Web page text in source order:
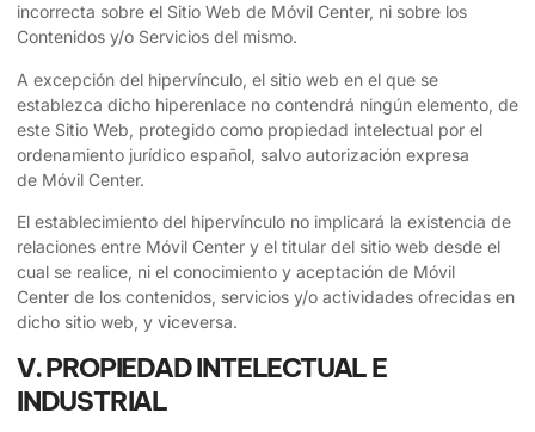
incorrecta sobre el Sitio Web de Móvil Center, ni sobre los
Contenidos y/o Servicios del mismo.
A excepción del hipervínculo, el sitio web en el que se
establezca dicho hiperenlace no contendrá ningún elemento, de
este Sitio Web, protegido como propiedad intelectual por el
ordenamiento jurídico español, salvo autorización expresa
de Móvil Center.
El establecimiento del hipervínculo no implicará la existencia de
relaciones entre Móvil Center y el titular del sitio web desde el
cual se realice, ni el conocimiento y aceptación de Móvil
Center de los contenidos, servicios y/o actividades ofrecidas en
dicho sitio web, y viceversa.
V. PROPIEDAD INTELECTUAL E
INDUSTRIAL